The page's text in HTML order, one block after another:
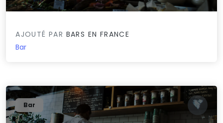
AJOUTÉ PAR BARS EN FRANCE
Bar
Bar